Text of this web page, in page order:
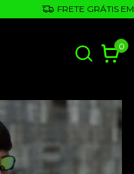
FRETE GRÁTIS EM
0